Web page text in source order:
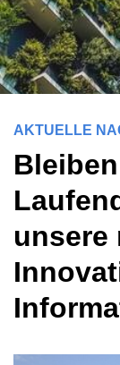
AKTUELLE
unsere